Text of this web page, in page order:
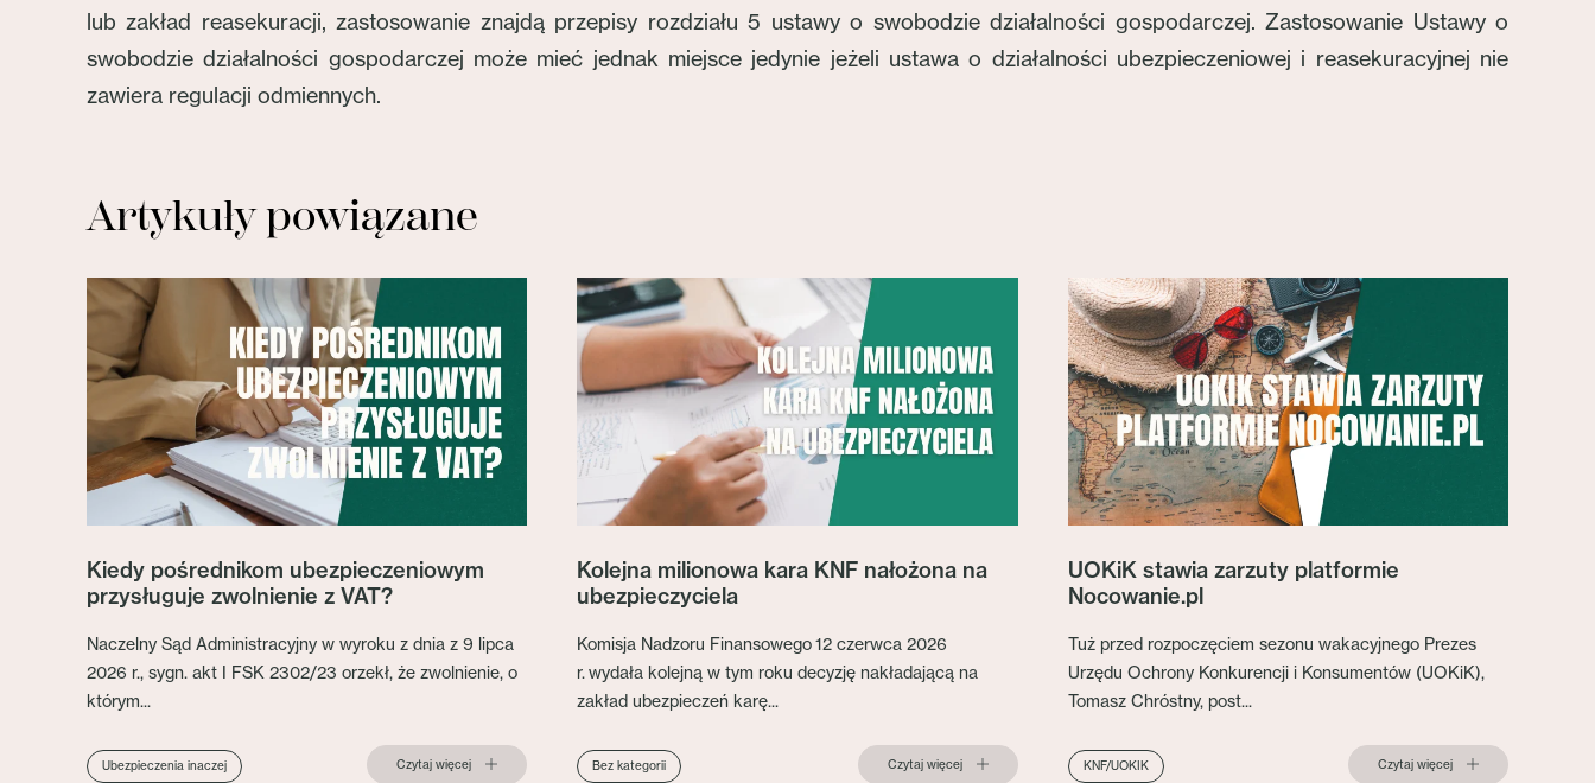
lub zakład reasekuracji, zastosowanie znajdą przepisy rozdziału 5 ustawy o swobodzie działalności gospodarczej. Zastosowanie Ustawy o
swobodzie działalności gospodarczej może mieć jednak miejsce jedynie jeżeli ustawa o działalności ubezpieczeniowej i reasekuracyjnej nie
zawiera regulacji odmiennych.
Artykuły powiązane
Kiedy pośrednikom ubezpieczeniowym
przysługuje zwolnienie z VAT?
Naczelny Sąd Administracyjny w wyroku z dnia z 9 lipca
2026 r., sygn. akt I FSK 2302/23 orzekł, że zwolnienie, o
którym...
Ubezpieczenia inaczej Czytaj więcej
Kolejna milionowa kara KNF nałożona na
ubezpieczyciela
Komisja Nadzoru Finansowego 12 czerwca 2026
r. wydała kolejną w tym roku decyzję nakładającą na
zakład ubezpieczeń karę...
Bez kategorii Czytaj więcej
UOKiK stawia zarzuty platformie
Nocowanie.pl
Tuż przed rozpoczęciem sezonu wakacyjnego Prezes
Urzędu Ochrony Konkurencji i Konsumentów (UOKiK),
Tomasz Chróstny, post...
KNF/UOKIK Czytaj więcej